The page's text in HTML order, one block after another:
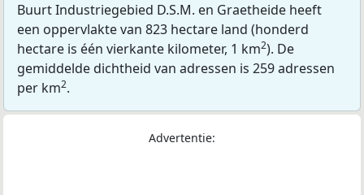
Buurt Industriegebied D.S.M. en Graetheide heeft
een oppervlakte van 823 hectare land (honderd
hectare is één vierkante kilometer, 1 km2). De
gemiddelde dichtheid van adressen is 259 adressen
per km2.
Advertentie: